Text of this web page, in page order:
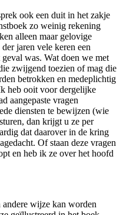
ook een duit in het zakje
zo weinig rekening
alleen maar gelovige
jaren vele keren een
was. Wat doen we met
zwijgend toezien of mag die
betrokken en medeplichtig
heb ooit voor dergelijke
aangepaste vragen
diensten te bewijzen (wie
dan krijgt u ze per
dat daarover in de kring
Of staan deze vragen
en heb ik ze over het hoofd
wijze kan worden